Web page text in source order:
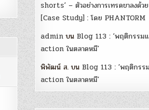
shorts’ – ตัวอย่างการเทรดขาลง
[Case Study] : โดย PHANTORM
admin บน Blog 113 : ‘พฤติกรร
action ในตลาดหมี’
พิพัฒน์ ส. บน Blog 113 : ‘พฤติกร
action ในตลาดหมี’